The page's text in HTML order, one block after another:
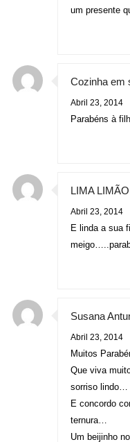
um presente
Cozinha em
Abril 23, 2014
Parabéns à
LIMA LIMÃO
Abril 23, 2014
E linda a sua
Susana
Abril 23, 2014
Muitos
Que viva
sorriso lindo…
E concordo
ternura…
Um beijinho